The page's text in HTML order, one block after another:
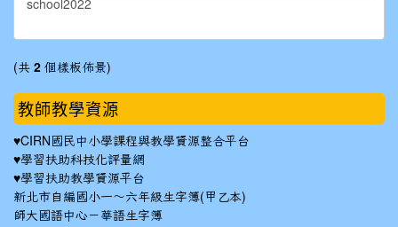
(共 2 個樣板佈景)
教師教學資源
♥CIRN國民中小學課程與教學資源整合平台
♥學習扶助科技化評量網
♥學習扶助教學資源平台
新北市自編國小一～六年級生字簿(甲乙本)
師大國語中心－華語生字簿